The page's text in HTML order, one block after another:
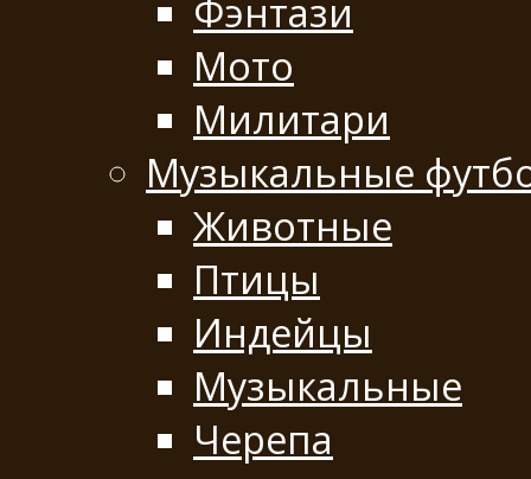
Фэнтази
Мото
Милитари
Музыкальные
Животные
Птицы
Индейцы
Музыкальные
Черепа